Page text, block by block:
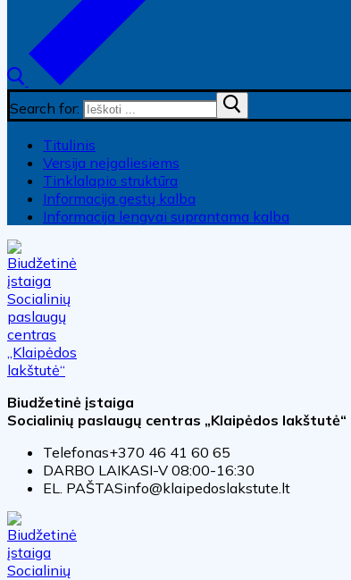
Search for:
Titulinis
Versija neįgaliesiems
Tinklalapio struktūra
Informacija gestų kalba
Informacija lengvai suprantama kalba
Biudžetinė įstaiga
Socialinių paslaugų centras „Klaipėdos lakštutė“
Telefonas+370 46 41 60 65
DARBO LAIKASI-V 08:00-16:30
EL. PAŠTASinfo@klaipedoslakstute.lt